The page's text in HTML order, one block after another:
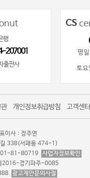
행
207001
출판사
CS
평
토요
개인정보취급방침 고객센터
이사 : 장주연
길 338(서패동 474-1)
81-80719 사업자정보확인
2016-경기파주-0085
광고제안문의사절